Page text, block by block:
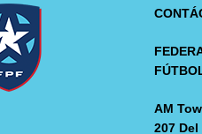
AM
207 Del